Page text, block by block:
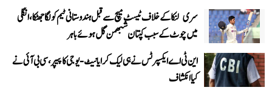
سری لنکا کے خلاف ٹیسٹ میچ سے قبل ہندوستانی ٹیم کو لگا جھٹکا، انگلی
میں چوٹ کے سبب کپتان شبھمن گل ہوئے باہر
این ٹی اے ایکسپرٹس نے ہی لیک کرایا نیٹ-یوجی کا پیپر، سی بی آئی نے
کیا انکشاف